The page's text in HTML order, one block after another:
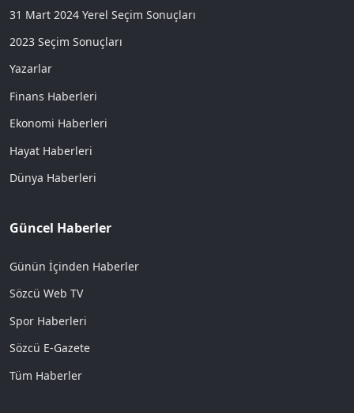
31 Mart 2024 Yerel Seçim Sonuçları
2023 Seçim Sonuçları
Yazarlar
Finans Haberleri
Ekonomi Haberleri
Hayat Haberleri
Dünya Haberleri
Güncel Haberler
Günün İçinden Haberler
Sözcü Web TV
Spor Haberleri
Sözcü E-Gazete
Tüm Haberler